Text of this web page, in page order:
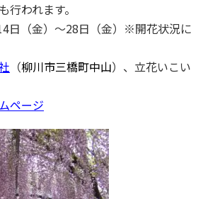
行われます。
日（金）～28日（金）※開花状況に
（柳川市三橋町中山）、立花いこい
ページ